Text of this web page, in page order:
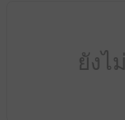
ยังไ